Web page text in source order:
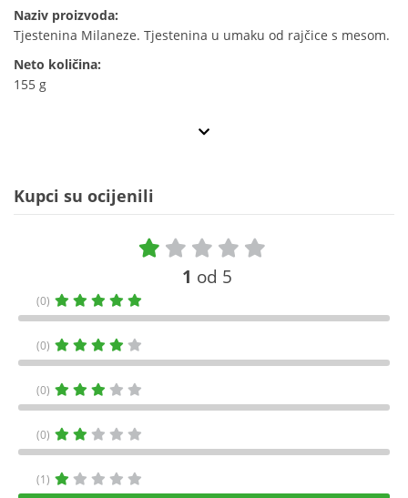
Naziv proizvoda:
Tjestenina Milaneze. Tjestenina u umaku od rajčice s mesom.
Neto količina:
155 g
Kupci su ocijenili
1 od 5
(0)
(0)
(0)
(0)
(1)